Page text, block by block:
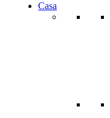
Casa